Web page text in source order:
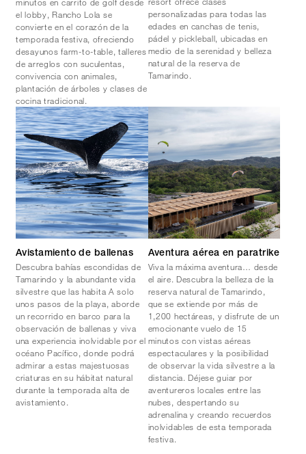
el lobby, Rancho Lola se
convierte en el corazón de la
temporada festiva, ofreciendo
desayunos farm-to-table, talleres
de arreglos con suculentas,
convivencia con animales,
plantación de árboles y clases de
cocina tradicional.
personalizadas para todas las
edades en canchas de tenis,
pádel y pickleball, ubicadas en
medio de la serenidad y belleza
natural de la reserva de
Tamarindo.
Avistamiento de ballenas
Descubra bahías escondidas de
Tamarindo y la abundante vida
silvestre que las habita A solo
unos pasos de la playa, aborde
un recorrido en barco para la
observación de ballenas y viva
una experiencia inolvidable por el
océano Pacífico, donde podrá
admirar a estas majestuosas
criaturas en su hábitat natural
durante la temporada alta de
avistamiento.
Aventura aérea en paratrike
Viva la máxima aventura… desde
el aire. Descubra la belleza de la
reserva natural de Tamarindo,
que se extiende por más de
1,200 hectáreas, y disfrute de un
emocionante vuelo de 15
minutos con vistas aéreas
espectaculares y la posibilidad
de observar la vida silvestre a la
distancia. Déjese guiar por
aventureros locales entre las
nubes, despertando su
adrenalina y creando recuerdos
inolvidables de esta temporada
festiva.